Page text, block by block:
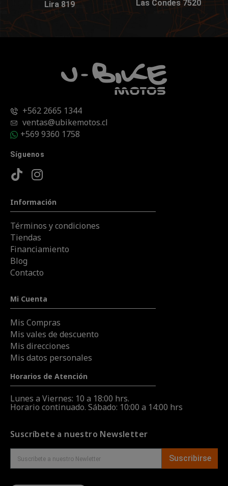
Lira 819 Las Condes 7520
+562 2665 1344
ventas@ubikemotos.cl
+569 9360 1758
Síguenos
Información
Términos y condiciones
Tiendas
Financiamiento
Blog
Contacto
Mi Cuenta
Mis Compras
Mis vales de descuento
Mis direcciones
Mis datos personales
Horarios de Atención
Lunes a Viernes: 10 a 18:00 hrs.
Horario continuado. Sábado: 10:00 a 14:00 hrs
Suscríbete a nuestro Newsletter
Suscribirse